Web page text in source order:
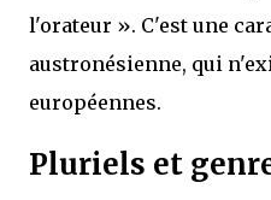
l'orateur ». C'est une
austronésienne, qui
européennes.
Pluriels et